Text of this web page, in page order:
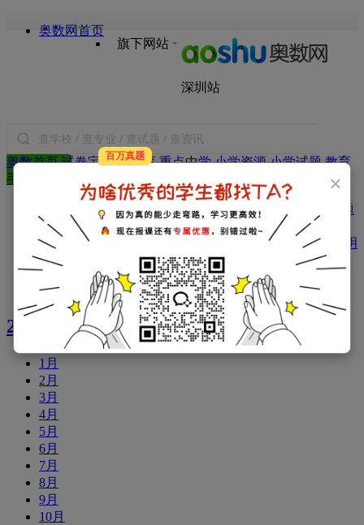
×
奥数网首页
旗下网站
深圳站
奥数首页 试卷宝 百万真题
本地教育 重点中学 小学资源 小学试题 教育
手册
本地教育面试经验学位房简历制作
试题
资料
小学试题库
政策：
福田区 盐田区 龙岗区
光明
新区
2022年大事记
1月
2月
3月
4月
5月
6月
7月
8月
9月
10月